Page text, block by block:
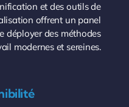
et des outils de
offrent un panel
déployer des méthodes
modernes et sereines.